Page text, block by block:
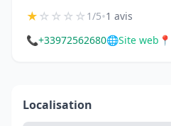
★☆☆☆☆1/5•1 avis
📞+33972562680🌐Site web 📍
Localisation